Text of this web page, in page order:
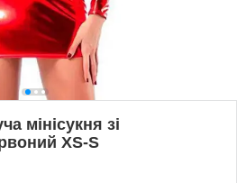
мінісукня зі
XS-S